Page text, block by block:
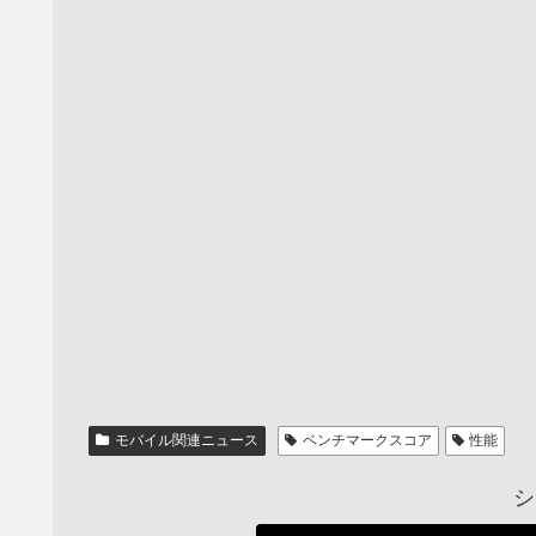
モバイル関連ニュース ベンチマークスコア 性能